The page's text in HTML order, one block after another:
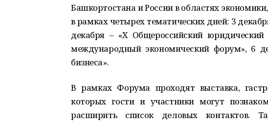
Башкортостана и России в областях
в рамках четырех тематических дней: 3
декабря – «X Общероссийский
международный экономический форум», 6
бизнеса».
В рамках Форума проходят выставка,
которых гости и участники могут
расширить список деловых контактов.